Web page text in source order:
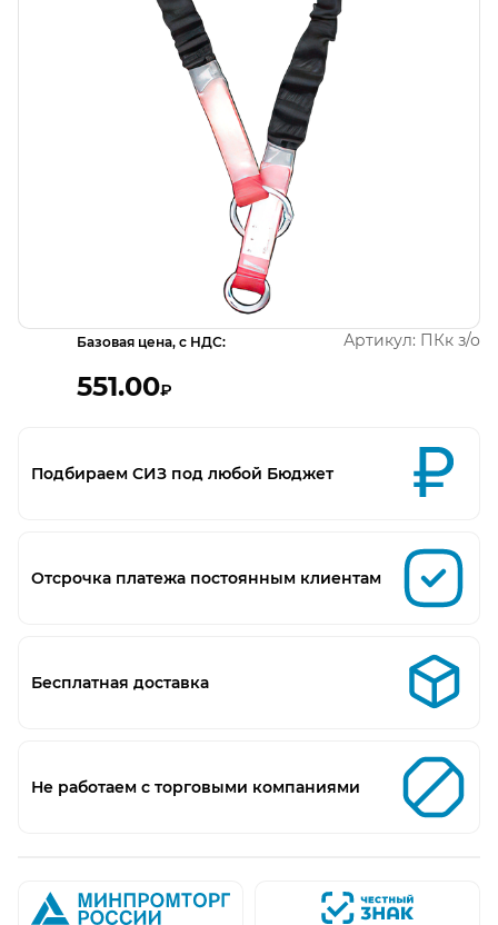
Открыть изображение
Базовая цена, с НДС:
551.00₽
Артикул: ПКк з/о
Подбираем СИЗ под любой Бюджет
Отсрочка платежа постоянным клиентам
Бесплатная доставка
Не работаем с торговыми компаниями